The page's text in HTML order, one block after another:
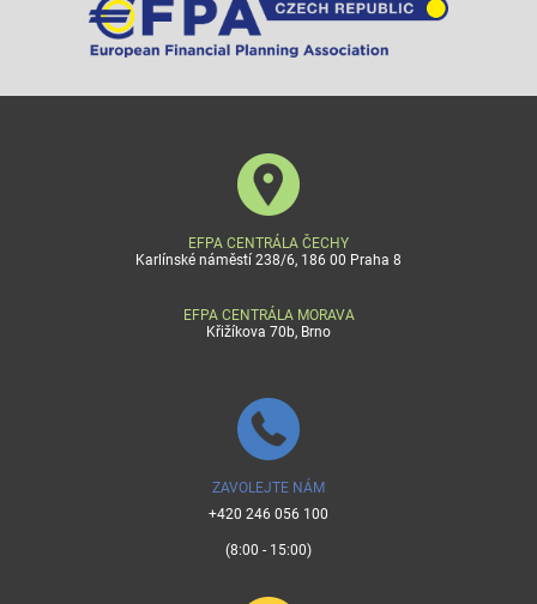
EFPA CENTRÁLA ČECHY
Karlínské náměstí 238/6, 186 00 Praha 8
EFPA CENTRÁLA MORAVA
Křižíkova 70b, Brno
ZAVOLEJTE NÁM
+420 246 056 100
(8:00 - 15:00)